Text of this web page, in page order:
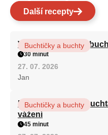
Další recepty
Vláčná olejová litá
Buchtičky a buchty
30 minut
27. 07. 2026
Jan
Hrnková maková
vážení
Buchtičky a buchty
45 minut